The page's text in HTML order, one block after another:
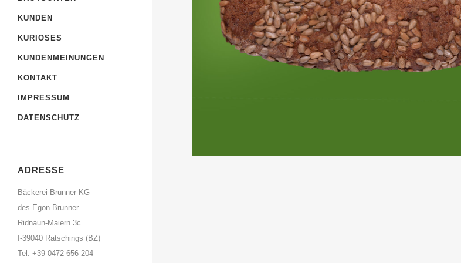
KUNDEN
KURIOSES
KUNDENMEINUNGEN
KONTAKT
IMPRESSUM
DATENSCHUTZ
ADRESSE
Bäckerei Brunner KG
des Egon Brunner
Ridnaun-Maiern 3c
I-39040 Ratschings (BZ)
Tel. +39 0472 656 204